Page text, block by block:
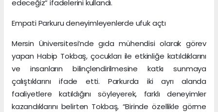
edeceğiz” ifadelerini kullandı.
Empati Parkuru deneyimleyenlerde ufuk açtı
Mersin Üniversitesi’nde gıda mühendisi olarak görev
yapan Habip Tokbaş, çocukları ile etkinliğe katıldıklarını
ve insanların bilinçlendirilmesine katkı sunmaya
çalıştıklarını ifade etti. Parkurda iki ayrı alanda
faaliyetlere katıldığını söyleyerek, farklı deneyimler
kazandıklarını belirten Tokbaş, “Birinde özellikle görme